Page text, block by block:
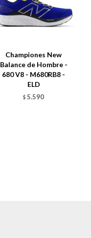
Championes New
Balance de Hombre -
680 V8 - M680RB8 -
ELD
$ 5.590